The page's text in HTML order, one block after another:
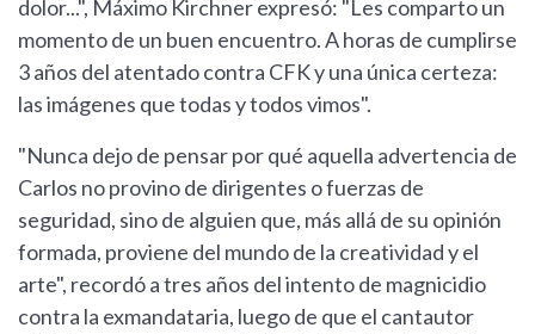
dolor...", Máximo Kirchner expresó: "Les comparto un
momento de un buen encuentro. A horas de cumplirse
3 años del atentado contra CFK y una única certeza:
las imágenes que todas y todos vimos".
"Nunca dejo de pensar por qué aquella advertencia de
Carlos no provino de dirigentes o fuerzas de
seguridad, sino de alguien que, más allá de su opinión
formada, proviene del mundo de la creatividad y el
arte", recordó a tres años del intento de magnicidio
contra la exmandataria, luego de que el cantautor